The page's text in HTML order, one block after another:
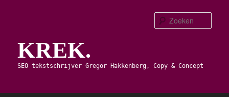
primaire
inhoud
secundaire
inhoudKREK.
SEO tekstschrijver Gregor Hakkenberg, Copy & Concept